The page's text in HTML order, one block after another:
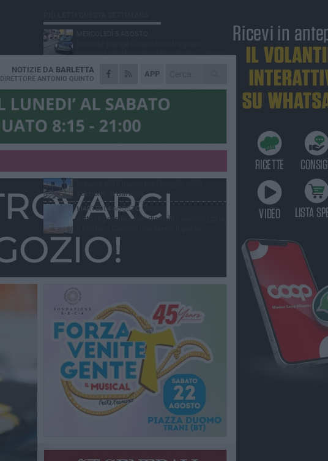
APP
NOTIZIE DA BARLETTA
DIRETTORE ANTONIO QUINTO
64enne barlettano investito all'alba a Trani
GIOVEDÌ 6 AGOSTO
Il ricordo di "Cecco", il benzinaio col
sorriso: «Contava i giorni che lo
separavano dalla pensione»
MERCOLEDÌ 5 AGOSTO
sopralluogo nell'area dell'evento
Beni confiscati alla mafia. Nasce il servizio
VENERDÌ 31 LUGLIO
stazione di Barletta
MARTEDÌ 4 AGOSTO
Auto di persona con disabilità vandalizzata,